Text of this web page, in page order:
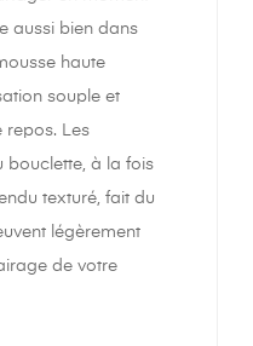
aussi bien dans
haute
souple et
repos. Les
bouclette, à la fois
texturé, fait du
légèrement
de votre